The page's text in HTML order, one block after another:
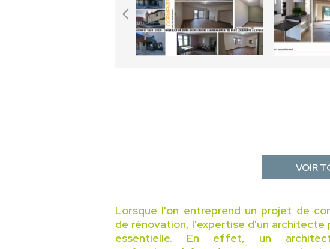
VOIR
Lorsque l'on entreprend un projet de
de rénovation, l'expertise d'un architecte
essentielle. En effet, un